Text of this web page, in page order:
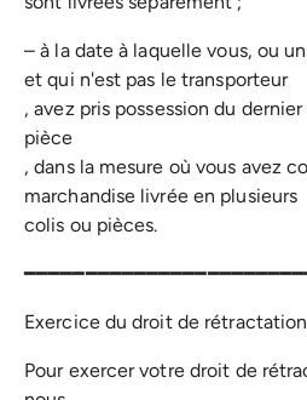
– à la date à laquelle vous, ou
et qui n'est pas le transporteur
, avez pris possession du
pièce
, dans la mesure où vous avez
marchandise livrée en plusieurs
colis ou pièces.
Exercice du droit de rétractation
Pour exercer votre droit de